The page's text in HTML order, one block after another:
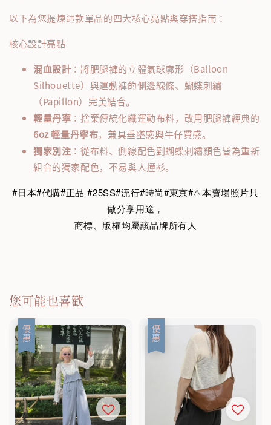
以下為您提煉這款單品的四大核心亮點與穿搭指南：
核心設計亮點
混血設計 ：將肥腿褲的立體氣球廓形（Balloon
Silhouette）與運動褲的側邊線條、蝴蝶刺繡
（Papillon）完美結合。
輕量丹寧 ：捨棄傳統化纖運動布料，改用肥腿褲經典的
6oz 輕量丹寧布，兼具垂墜感與牛仔質感。
獨家別注 ：從布料、側線配色到蝴蝶刺繡顏色皆為重新
組合的獨家配色，不易與人撞衫。
#日本#代購#正品 #25SS#流行#時尚#東京#⚠️本賣場照片只
做分享用途，
商標、版權均屬該品牌所有人
您可能也喜歡
優惠 優惠